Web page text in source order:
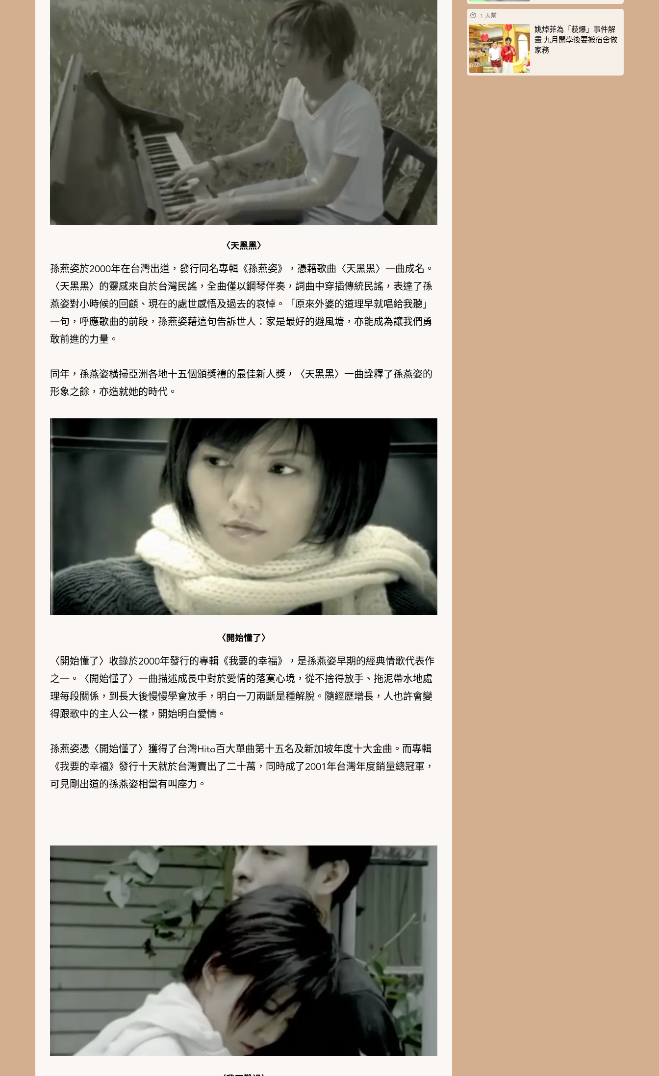
〈天黑黑〉
孫燕姿於2000年在台灣出道，發行同名專輯《孫燕姿》，憑藉歌曲〈天黑黑〉一曲成名。
〈天黑黑〉的靈感來自於台灣民謠，全曲僅以鋼琴伴奏，詞曲中穿插傳統民謠，表達了孫
燕姿對小時候的回顧、現在的處世感悟及過去的哀悼。「原來外婆的道理早就唱給我聽」
一句，呼應歌曲的前段，孫燕姿藉這句告訴世人：家是最好的避風塘，亦能成為讓我們勇
敢前進的力量。
同年，孫燕姿橫掃亞洲各地十五個頒獎禮的最佳新人獎，〈天黑黑〉一曲詮釋了孫燕姿的
形象之餘，亦造就她的時代。
〈開始懂了〉
〈開始懂了〉收錄於2000年發行的專輯《我要的幸福》，是孫燕姿早期的經典情歌代表作
之一。〈開始懂了〉一曲描述成長中對於愛情的落寞心境，從不捨得放手、拖泥帶水地處
理每段關係，到長大後慢慢學會放手，明白一刀兩斷是種解脫。隨經歷增長，人也許會變
得跟歌中的主人公一樣，開始明白愛情。
孫燕姿憑〈開始懂了〉獲得了台灣Hito百大單曲第十五名及新加坡年度十大金曲。而專輯
《我要的幸福》發行十天就於台灣賣出了二十萬，同時成了2001年台灣年度銷量總冠軍，
可見剛出道的孫燕姿相當有叫座力。
1 天前
姚焯菲為「藐爆」事件解
畫 九月開學後要搬宿舍做
家務